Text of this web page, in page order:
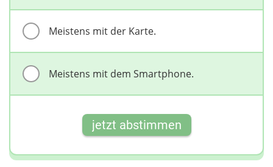
Meistens mit der Karte.
Meistens mit dem Smartphone.
jetzt abstimmen